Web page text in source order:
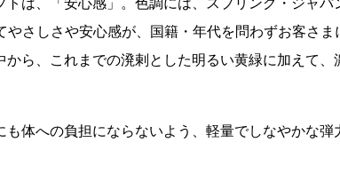
やさしさや安心感が、国籍・年代を問わずお客さま
から、これまでの溌剌とした明るい黄緑に加えて、
も体への負担にならないよう、軽量でしなやかな